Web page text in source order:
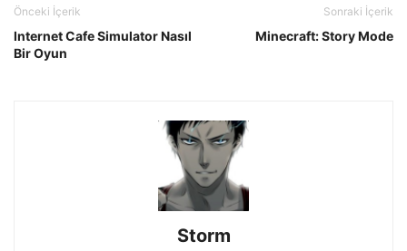
Önceki İçerik
Internet Cafe Simulator Nasıl
Bir Oyun
Sonraki İçerik
Minecraft: Story Mode
Storm